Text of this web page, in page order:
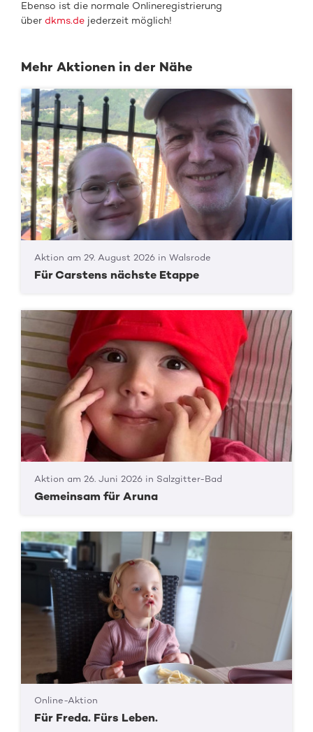
Ebenso ist die normale Onlineregistrierung
überdkms.de jederzeit möglich!
Mehr Aktionen in der Nähe
Aktion am 29. August 2026 in Walsrode
Für Carstens nächste Etappe
Aktion am 26. Juni 2026 in Salzgitter-Bad
Gemeinsam für Aruna
Online-Aktion
Für Freda. Fürs Leben.